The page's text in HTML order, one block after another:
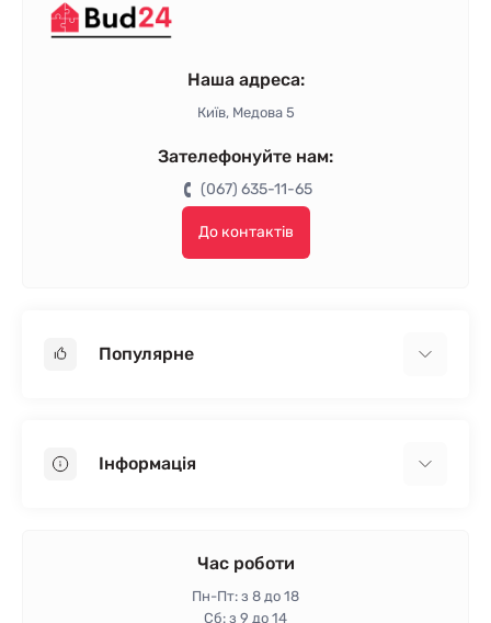
Наша адреса:
Київ, Медова 5
Зателефонуйте нам:
(067) 635-11-65
До контактів
Популярне
Пінопласт
Інформація
Гарантія та повернення
Час роботи
Пн-Пт: з 8 до 18
Сб: з 9 до 14